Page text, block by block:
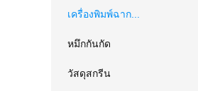
เครื่องพิมพ์ฉาก...
หมึกกันกัด
วัสดุสกรีน